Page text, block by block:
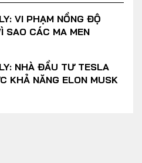
VI PHẠM NỒNG ĐỘ
SAO CÁC MA MEN
NHÀ ĐẦU TƯ TESLA
KHẢ NĂNG ELON MUSK